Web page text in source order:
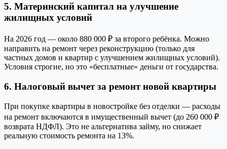
5. Материнский капитал на улучшение
жилищных условий
На 2026 год — около 880 000 ₽ за второго ребёнка. Можно
направить на ремонт через реконструкцию (только для
частных домов и квартир с улучшением жилищных условий).
Условия строгие, но это «бесплатные» деньги от государства.
6. Налоговый вычет за ремонт новой квартиры
При покупке квартиры в новостройке без отделки — расходы
на ремонт включаются в имущественный вычет (до 260 000 ₽
возврата НДФЛ). Это не альтернатива займу, но снижает
реальную стоимость ремонта на 13%.